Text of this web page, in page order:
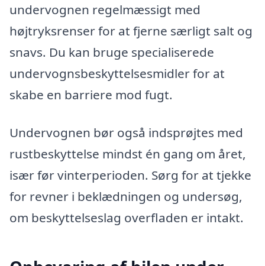
undervognen regelmæssigt med
højtryksrenser for at fjerne særligt salt og
snavs. Du kan bruge specialiserede
undervognsbeskyttelsesmidler for at
skabe en barriere mod fugt.
Undervognen bør også indsprøjtes med
rustbeskyttelse mindst én gang om året,
især før vinterperioden. Sørg for at tjekke
for revner i beklædningen og undersøg,
om beskyttelseslag overfladen er intakt.